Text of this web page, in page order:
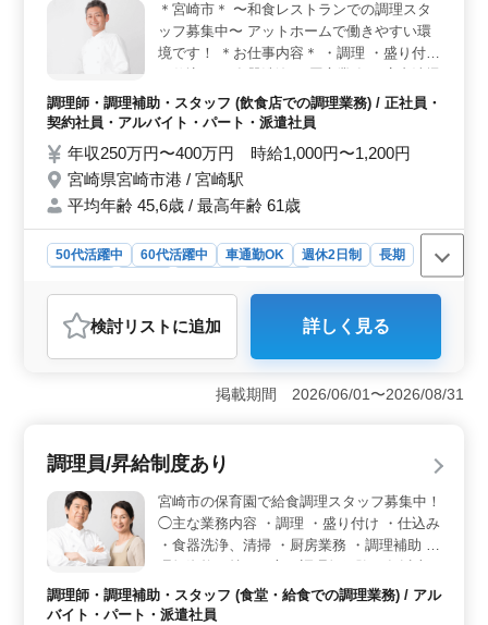
トホームな職場です。調理経験が3年以上あれば、ブラン
クのある方も歓迎しているため、安心して再スタートを
切ることができます。
＊宮崎市＊ 〜和食レストランでの調理スタ
ッフ募集中〜 アットホームで働きやすい環
境です！ ＊お仕事内容＊ ・調理 ・盛り付け
・仕込み ・食器洗浄 ・厨房業務 ・店内清掃
・調理補助 ＊ポイント＊ ・社会保険完備 ・
勤務時間応相談 ・50代、60代の採用実績あ
後の転職にしませんか？ 皆様のご応募お待
ちしております！ ＼まずはお気軽にお問い
合わせください／
調理師・調理補助・スタッフ (飲食店での調理業務) / 正社員・
契約社員・アルバイト・パート・派遣社員
年収250万円〜400万円 時給1,000円〜1,200円
宮崎県宮崎市港 / 宮崎駅
平均年齢 45,6歳 / 最高年齢 61歳
50代活躍中 60代活躍中 車通勤OK 週休2日制
長期
調理師・調理補助・スタッフ
おすすめポイント
＜働きやすさ＞ 週休2日シフト制で、仕事とプライベー
トのバランスを保ちやすいです。勤務時間応相談で、ラ
イフスタイルに合わせて調整可能です。 ＜経験者歓
ています。 ＜中高年の活躍＞ 50代、60代活躍中。
年齢を重ねた方々にも開かれた職場です。社会保険完備
で安心して長く働ける環境が整っています。
検討リスト に追加 詳しく見る
掲載期間 2026/06/01〜2026/08/31
調理員/昇給制度あり
宮崎市の保育園で給食調理スタッフ募集中！
◯主な業務内容 ・調理 ・盛り付け ・仕込み
・食器洗浄、清掃 ・厨房業務 ・調理補助 調
の方は条件面優遇します！ 培ってきた経
験・スキルを若手に伝えていきませんか？
調理師・調理補助・スタッフ (食堂・給食での調理業務) / アル
バイト・パート・派遣社員